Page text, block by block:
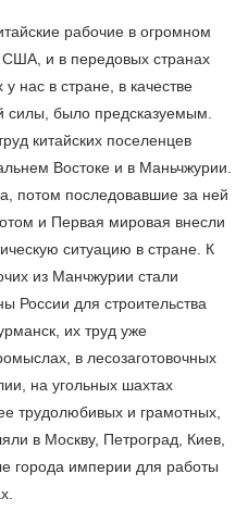
рабочие в огромном
США, и в передовых странах
нас в стране, в качестве
силы, было предсказуемым.
китайских поселенцев
Востоке и в Маньчжурии.
потом последовавшие за ней
и Первая мировая внесли
ситуацию в стране. К
из Манчжурии стали
России для строительства
их труд уже
в лесозаготовочных
на угольных шахтах
трудолюбивых и грамотных,
в Москву, Петроград, Киев,
города империи для работы